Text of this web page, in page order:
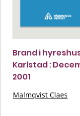
Brand i
Karlstad :
2001
Malmqvist Claes